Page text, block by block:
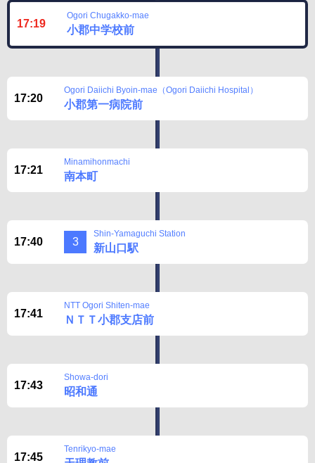
17:19
Ogori Chugakko-mae
小郡中学校前
17:20
Ogori Daiichi Byoin-mae（Ogori Daiichi Hospital）
小郡第一病院前
17:21
Minamihonmachi
南本町
17:40 3
Shin-Yamaguchi Station
新山口駅
17:41
NTT Ogori Shiten-mae
ＮＴＴ小郡支店前
17:43
Showa-dori
昭和通
17:45
Tenrikyo-mae